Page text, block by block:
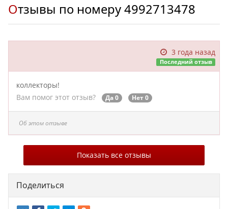
Отзывы по номеру4992713478
3 года назад
Последний отзыв
коллекторы!
Вам помог этот отзыв?
Да 0 Нет 0
Об этом отзыве
Показать все отзывы
Поделиться